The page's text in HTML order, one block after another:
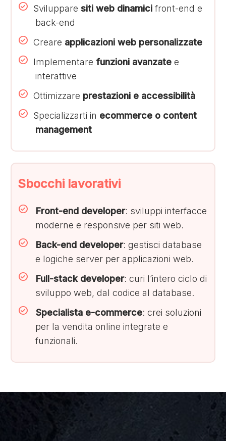
Sviluppare siti web dinamicifront-end e
back-end
Creare applicazioni web personalizzate
Implementare funzioni avanzatee
interattive
Ottimizzare prestazioni e accessibilità
Specializzarti in ecommerce o content
management
Sbocchi lavorativi
Front-end developer: sviluppi interfacce
moderne e responsive per siti web.
Back-end developer: gestisci database
e logiche server per applicazioni web.
Full-stack developer: curi l’intero ciclo di
sviluppo web, dal codice al database.
Specialista e-commerce: crei soluzioni
per la vendita online integrate e
funzionali.